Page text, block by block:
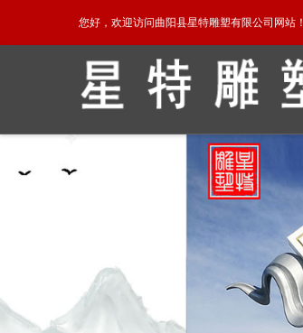
您好，欢迎访问曲阳县星特雕塑有限公司网站！